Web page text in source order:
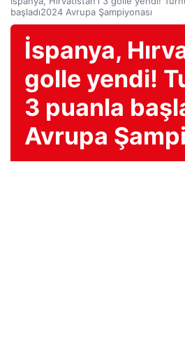
başladı2024 Avrupa Şampiyonası
İspanya,
golle yendi!
3 puanla
Avrupa